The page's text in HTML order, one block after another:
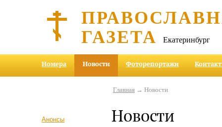
ГАЗЕТА Екатеринбург
Номера Новости Фоторепортажи
Анонсы
Главная→ Новости
Новости